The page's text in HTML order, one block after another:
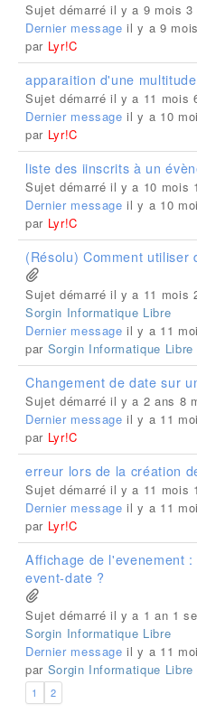
Sujet démarré il y a 9 mois
Dernier message il y a 9
par Lyr!C
apparaition d'une
Sujet démarré il y a 11 mois
Dernier message il y a 10
par Lyr!C
liste des iinscrits à un
Sujet démarré il y a 10 mois
Dernier message il y a 10
par Lyr!C
(Résolu) Comment utiliser
Sujet démarré il y a 11 mois
Sorgin Informatique Libre
Dernier message il y a 11
par Sorgin Informatique Libre
Changement de date sur
Sujet démarré il y a 2 ans 8
Dernier message il y a 11
par Lyr!C
erreur lors de la création
Sujet démarré il y a 11 mois
Dernier message il y a 11
par Lyr!C
Affichage de l'evenement
event-date ?
Sujet démarré il y a 1 an 1
Sorgin Informatique Libre
Dernier message il y a 11
par Sorgin Informatique Libre
1 2